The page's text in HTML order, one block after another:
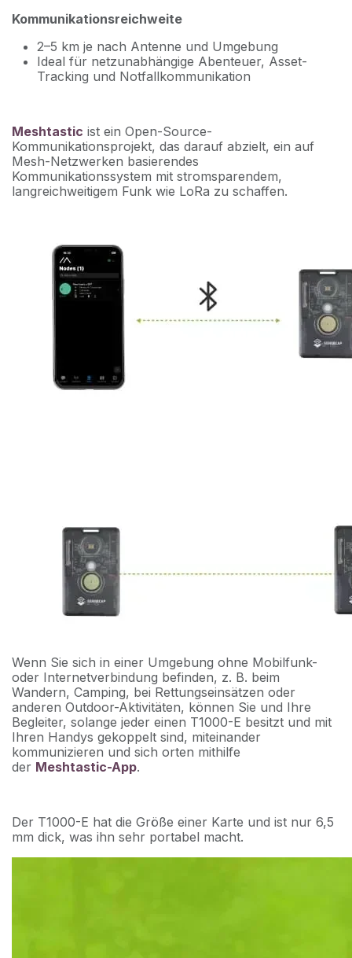
Kommunikationsreichweite
2–5 km je nach Antenne und Umgebung
Ideal für netzunabhängige Abenteuer, Asset-
Tracking und Notfallkommunikation
Meshtastic ist ein Open-Source-
Kommunikationsprojekt, das darauf abzielt, ein auf
Mesh-Netzwerken basierendes
Kommunikationssystem mit stromsparendem,
langreichweitigem Funk wie LoRa zu schaffen.
Wenn Sie sich in einer Umgebung ohne Mobilfunk-
oder Internetverbindung befinden, z. B. beim
Wandern, Camping, bei Rettungseinsätzen oder
anderen Outdoor-Aktivitäten, können Sie und Ihre
Begleiter, solange jeder einen T1000-E besitzt und mit
Ihren Handys gekoppelt sind, miteinander
kommunizieren und sich orten mithilfe
der Meshtastic-App.
Der T1000-E hat die Größe einer Karte und ist nur 6,5
mm dick, was ihn sehr portabel macht.